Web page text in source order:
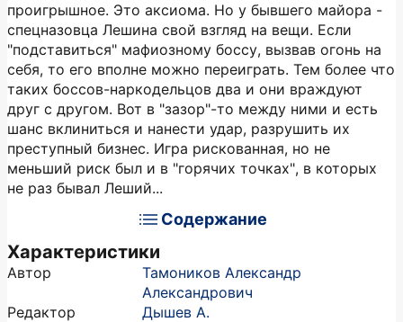
проигрышное. Это аксиома. Но у бывшего майора -
спецназовца Лешина свой взгляд на вещи. Если
"подставиться" мафиозному боссу, вызвав огонь на
себя, то его вполне можно переиграть. Тем более что
таких боссов-наркодельцов два и они враждуют
друг с другом. Вот в "зазор"-то между ними и есть
шанс вклиниться и нанести удар, разрушить их
преступный бизнес. Игра рискованная, но не
меньший риск был и в "горячих точках", в которых
не раз бывал Леший...
Содержание
Характеристики
Автор
Тамоников Александр
Александрович
Редактор
Дышев А.